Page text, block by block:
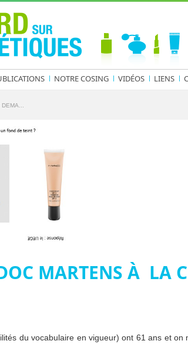
NOTRE COSING VIDÉOS LIENS
MARTENS À LA
du vocabulaire en vigueur) ont 61 ans et on